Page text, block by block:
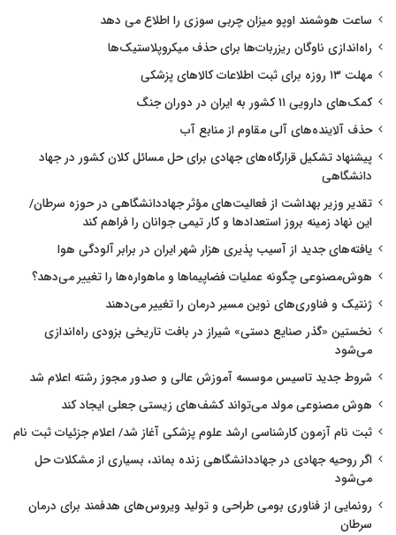
ساعت هوشمند اوپو میزان چربی سوزی را اطلاع می دهد
راه‌اندازی ناوگان ریزربات‌ها برای حذف میکروپلاستیک‌ها
مهلت ۱۳ روزه برای ثبت اطلاعات کالاهای پزشکی
کمک‌های دارویی ۱۱ کشور به ایران در دوران جنگ
حذف آلاینده‌های آلی مقاوم از منابع آب
پیشنهاد تشکیل قرارگاه‌های جهادی برای حل مسائل کلان کشور در جهاد
دانشگاهی
تقدیر وزیر بهداشت از فعالیت‌های مؤثر جهاددانشگاهی در حوزه سرطان/
این نهاد زمینه بروز استعدادها و کار تیمی جوانان را فراهم کند
یافته‌های جدید از آسیب پذیری هزار شهر ایران در برابر آلودگی هوا
هوش‌مصنوعی چگونه عملیات فضاپیماها و ماهواره‌ها را تغییر می‌دهد؟
ژنتیک و فناوری‌های نوین مسیر درمان را تغییر می‌دهند
نخستین «گذر صنایع دستی» شیراز در بافت تاریخی بزودی راه‌اندازی
می‌شود
شروط جدید تاسیس موسسه آموزش عالی و صدور مجوز رشته اعلام شد
هوش مصنوعی مولد می‌تواند کشف‌های زیستی جعلی ایجاد کند
ثبت نام آزمون کارشناسی ارشد علوم پزشکی آغاز شد/ اعلام جزئیات ثبت نام
اگر روحیه جهادی در جهاددانشگاهی زنده بماند، بسیاری از مشکلات حل
می‌شود
رونمایی از فناوری بومی طراحی و تولید ویروس‌های هدفمند برای درمان
سرطان